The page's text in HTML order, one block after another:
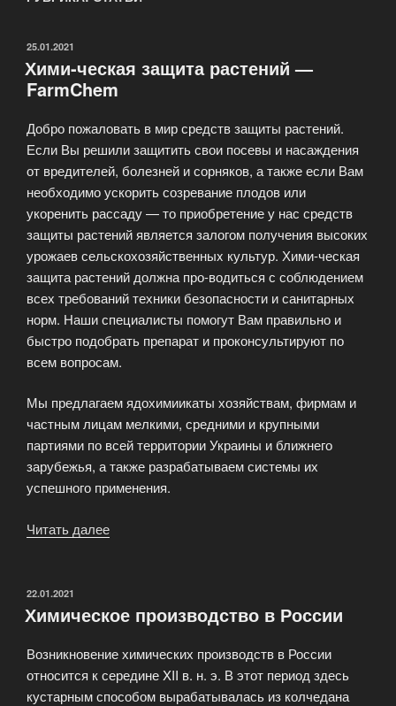
ОПУБЛИКОВАНО
25.01.2021
Хими-ческая защита растений —
FarmChem
Добро пожаловать в мир средств защиты растений.
Если Вы решили защитить свои посевы и насаждения
от вредителей, болезней и сорняков, а также если Вам
необходимо ускорить созревание плодов или
укоренить рассаду — то приобретение у нас средств
защиты растений является залогом получения высоких
урожаев сельскохозяйственныx культур. Хими-ческая
защита растений должна про-водиться с соблюдением
всех требований техники безопасности и санитарных
норм. Наши специалисты помогут Вам правильно и
быстро подобрать препарат и проконсультируют по
всем вопросам.
Мы предлагаем ядохимиикаты хозяйствам, фирмам и
частным лицам мелкими, средними и крупными
партиями по всей территории Украины и ближнего
зарубежья, а также разрабатываем системы их
успешного применения.
Читать далее
—
ОПУБЛИКОВАНО
22.01.2021
Химическое производство в России
Возникновение химических производств в России
относится к середине XII в. н. э. В этот период здесь
кустарным способом вырабатывалась из колчедана